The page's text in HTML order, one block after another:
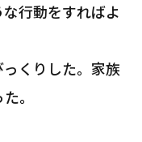
行動をすればよ
くりした。家族
。